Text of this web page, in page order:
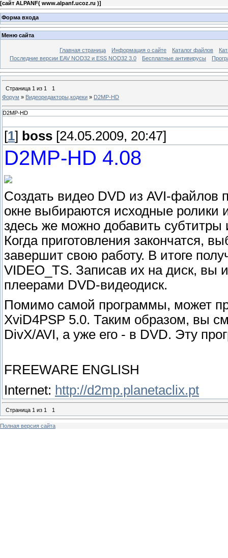
[сайт ALPANF( www.alpanf.ucoz.ru )]
Форма входа
Меню сайта
Главная страница Информация о сайте Каталог файлов
Последние версии EAV NOD32 и ESS NOD32 3.0
Бесплатные антивирусы
Страница 1 из 1
1
Форум » Видеоредакторы,кодеки » D2MP-HD
D2MP-HD
[1] boss [24.05.2009, 20:47]
D2MP-HD 4.08
Создать видео DVD из AVI-файлов
окне выбираются исходные ролики
здесь же можно добавить
Когда приготовления закончатся,
завершит свою работу. В итоге
VIDEO_TS. Записав их на диск, вы
плеерами DVD-видеодиск.
Помимо самой программы, может
XviD4PSP 5.0. Таким образом, вы
DivX/AVI, а уже его - в DVD. Эту
FREEWARE ENGLISH
Internet: http://d2mp.planetaclix.pt
Страница 1 из 1 1
Полная версия сайта